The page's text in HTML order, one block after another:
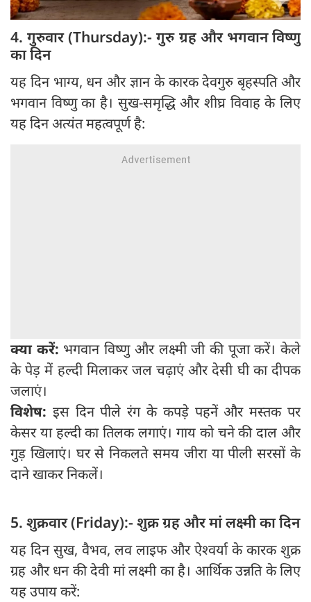
4. गुरुवार (Thursday):- गुरु ग्रह और भगवान विष्णु
का दिन
यह दिन भाग्य, धन और ज्ञान के कारक देवगुरु बृहस्पति और
भगवान विष्णु का है। सुख-समृद्धि और शीघ्र विवाह के लिए
यह दिन अत्यंत महत्वपूर्ण है:
क्या करें: भगवान विष्णु और लक्ष्मी जी की पूजा करें। केले
के पेड़ में हल्दी मिलाकर जल चढ़ाएं और देसी घी का दीपक
जलाएं।
विशेष: इस दिन पीले रंग के कपड़े पहनें और मस्तक पर
केसर या हल्दी का तिलक लगाएं। गाय को चने की दाल और
गुड़ खिलाएं। घर से निकलते समय जीरा या पीली सरसों के
दाने खाकर निकलें।
5. शुक्रवार (Friday):- शुक्र ग्रह और मां लक्ष्मी का दिन
यह दिन सुख, वैभव, लव लाइफ और ऐश्वर्या के कारक शुक्र
ग्रह और धन की देवी मां लक्ष्मी का है। आर्थिक उन्नति के लिए
यह उपाय करें: